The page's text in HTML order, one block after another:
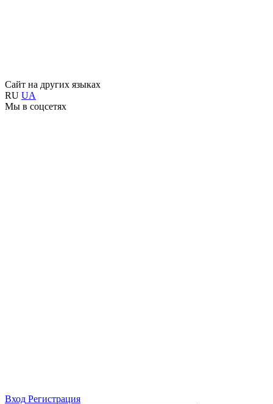
Сайт на других языках
RU UA
Мы в соцсетях
Вход Регистрация